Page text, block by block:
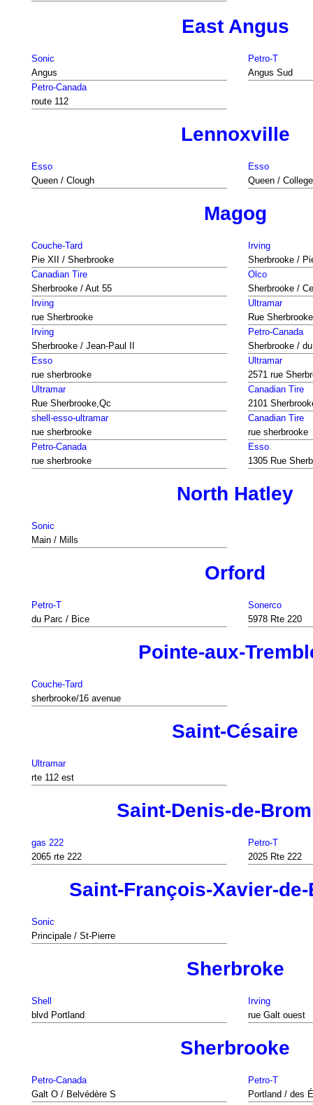
East Angus
Sonic
Angus
Petro-T
Angus Sud
Petro-Canada
route 112
Lennoxville
Esso
Queen / Clough
Esso
Queen / College
Magog
Couche-Tard
Pie XII / Sherbrooke
Irving
Sherbrooke /
Canadian Tire
Sherbrooke / Aut 55
Olco
Sherbrooke /
Irving
rue Sherbrooke
Ultramar
Rue Sherbrooke
Irving
Sherbrooke / Jean-Paul II
Petro-Canada
Sherbrooke /
Esso
rue sherbrooke
Ultramar
2571 rue
Ultramar
Rue Sherbrooke,Qc
Canadian Tire
2101
shell-esso-ultramar
rue sherbrooke
Canadian Tire
rue sherbrooke
Petro-Canada
rue sherbrooke
Esso
1305 Rue
North Hatley
Sonic
Main / Mills
Orford
Petro-T
du Parc / Bice
Sonerco
5978 Rte 220
Pointe-aux-
Couche-Tard
sherbrooke/16 avenue
Saint-Césaire
Ultramar
rte 112 est
Saint-Denis-de-
gas 222
2065 rte 222
Petro-T
2025 Rte 222
Saint-François-Xavier-
Sonic
Principale / St-Pierre
Sherbroke
Shell
blvd Portland
Irving
rue Galt ouest
Sherbrooke
Petro-Canada
Galt O / Belvédère S
Petro-T
Portland / des